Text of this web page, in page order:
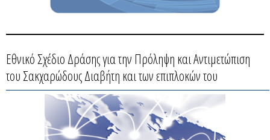
Εθνικό Σχέδιο Δράσης για την Πρόληψη και Αντιμετώπιση
του Σακχαρώδους Διαβήτη και των επιπλοκών του